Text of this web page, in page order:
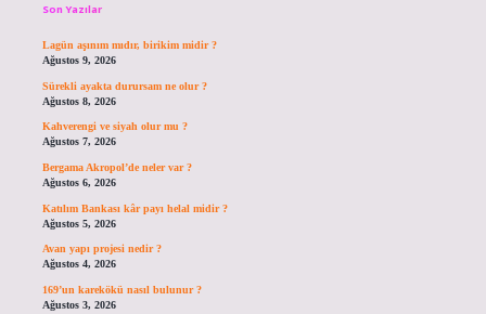
Son Yazılar
Lagün aşınım mıdır, birikim midir ?
Ağustos 9, 2026
Sürekli ayakta durursam ne olur ?
Ağustos 8, 2026
Kahverengi ve siyah olur mu ?
Ağustos 7, 2026
Bergama Akropol’de neler var ?
Ağustos 6, 2026
Katılım Bankası kâr payı helal midir ?
Ağustos 5, 2026
Avan yapı projesi nedir ?
Ağustos 4, 2026
169’un karekökü nasıl bulunur ?
Ağustos 3, 2026